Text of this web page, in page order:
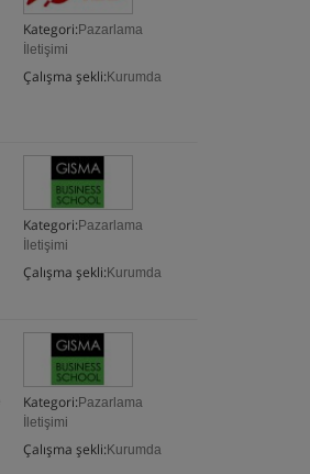
Kategori: Pazarlama
İletişimi
Çalışma şekli: Kurumda
Kategori: Pazarlama
İletişimi
Çalışma şekli: Kurumda
Kategori: Pazarlama
İletişimi
Çalışma şekli: Kurumda